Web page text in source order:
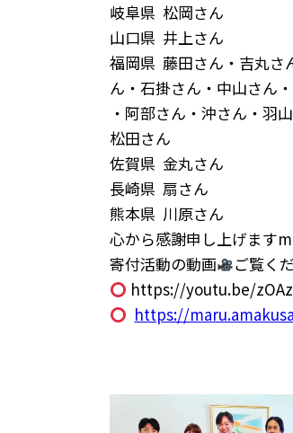
岐阜県 松岡さん
山口県 井上さん
福岡県 藤田さん・吉丸さ
ん・石掛さん・中山さん
・阿部さん・沖さん・羽
松田さん
佐賀県 金丸さん
長崎県 扇さん
熊本県 川原さん
心から感謝申し上げます
寄付活動の動画
ご覧く
https://youtu.be/
https://